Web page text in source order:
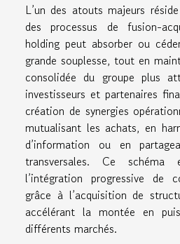
L’un des atouts majeurs
des processus de fusion-
holding peut absorber ou
grande souplesse, tout en
consolidée du groupe plus
investisseurs et partenaires
création de synergies
mutualisant les achats, en
d’information ou en
transversales. Ce schéma
l’intégration progressive de
grâce à l’acquisition de
accélérant la montée en
différents marchés.